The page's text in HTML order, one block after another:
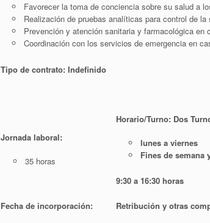
Favorecer la toma de conciencia sobre su salud a
Realización de pruebas analíticas para control de
Prevención y atención sanitaria y farmacológica en
Coordinación con los servicios de emergencia en
Tipo de contrato: Indefinido
Jornada laboral:
35 horas
Horario/Turno: Dos
lunes a viernes
Fines de semana
9:30 a 16:30 horas
Fecha de incorporación: Retribución y otras